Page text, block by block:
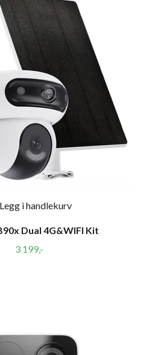
Legg i handlekurv
Dual 4G&WIFI Kit
3 199,-